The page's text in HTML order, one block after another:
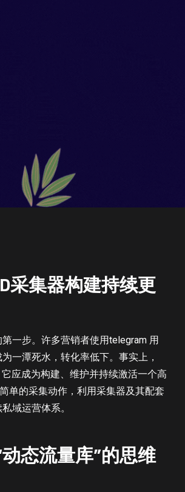
采集器构建持续更
一步。许多营销者使用telegram 用
一潭死水，转化率低下。事实上，
应成为构建、维护并持续激活一个高
单的采集动作，利用采集器及其配套
域运营体系。
态流量库”的思维